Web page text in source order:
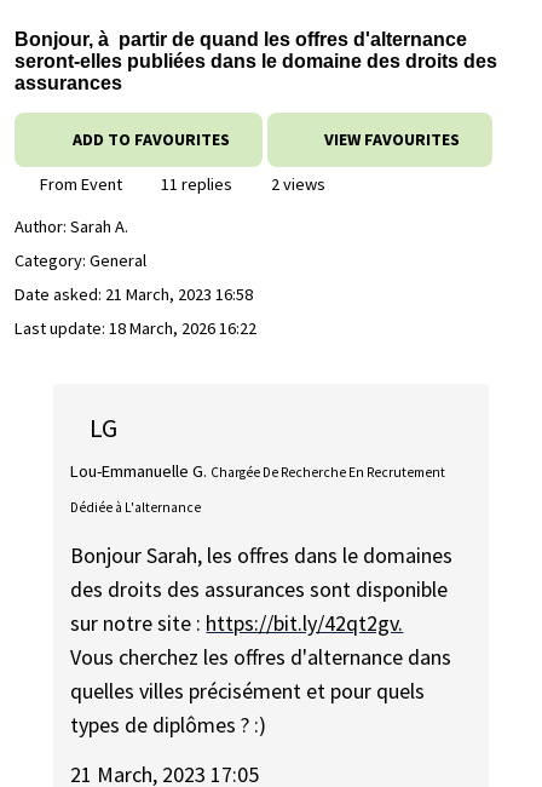
Bonjour, à partir de quand les offres d'alternance
seront-elles publiées dans le domaine des droits des
assurances
ADD TO FAVOURITES VIEW FAVOURITES
From Event 11 replies
2 views
Author: Sarah A.
Category: General
Date asked: 21 March, 2023 16:58
Last update: 18 March, 2026 16:22
LG
Lou-Emmanuelle G. Chargée De Recherche En Recrutement
Dédiée à L'alternance
Bonjour Sarah, les offres dans le domaines
des droits des assurances sont disponible
sur notre site : https://bit.ly/42qt2gv.
Vous cherchez les offres d'alternance dans
quelles villes précisément et pour quels
types de diplômes ? :)
21 March, 2023 17:05